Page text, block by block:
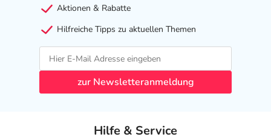
Aktionen & Rabatte
Hilfreiche Tipps zu aktuellen Themen
zur Newsletteranmeldung
Hilfe & Service